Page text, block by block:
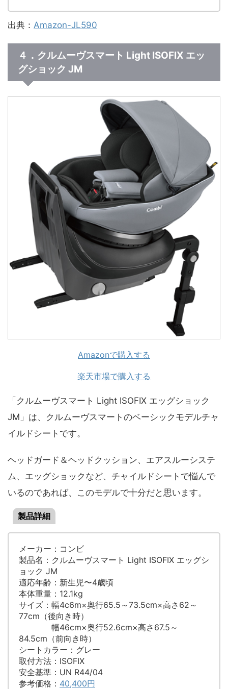
出典： Amazon-JL590
４．クルムーヴスマート Light ISOFIX エッ
グショック JM
Amazonで購入する
楽天市場で購入する
「クルムーヴスマート Light ISOFIX エッグショック
JM」は、クルムーヴスマートのベーシックモデルチャ
イルドシートです。
ヘッドガード＆ヘッドクッション、エアスルーシステ
ム、エッグショックなど、チャイルドシートで悩んで
いるのであれば、このモデルで十分だと思います。
製品詳細
メーカー：コンビ
製品名：クルムーヴスマート Light ISOFIX エッグシ
ョック JM
適応年齢：新生児〜4歳頃
本体重量：12.1kg
サイズ：幅4c6m×奥行65.5～73.5cm×高さ62～
77cm（後向き時）
幅46cm×奥行52.6cm×高さ67.5～
84.5cm（前向き時）
シートカラー：グレー
取付方法：ISOFIX
安全基準：UN R44/04
参考価格： 40,400円